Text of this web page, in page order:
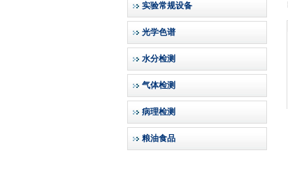
实验常规设备
光学色谱
水分检测
气体检测
病理检测
粮油食品